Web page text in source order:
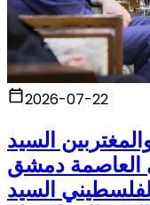
2026-07-22
السيد
العاصمة دمشق
السيد